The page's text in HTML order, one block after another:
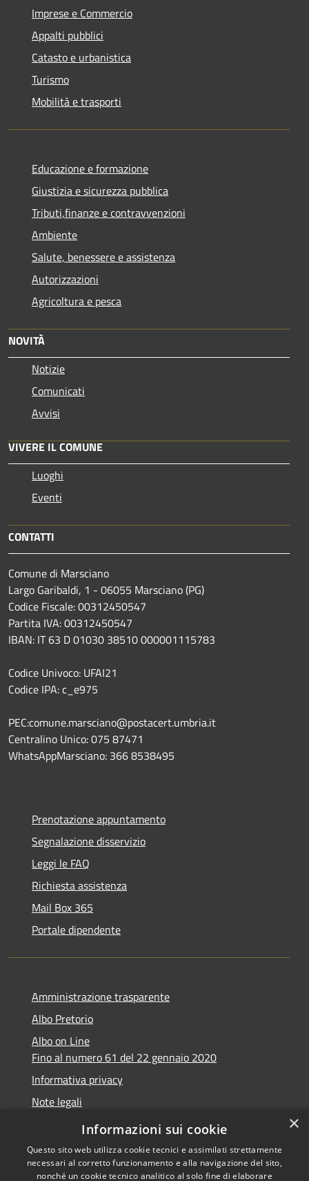
Imprese e Commercio
Appalti pubblici
Catasto e urbanistica
Turismo
Mobilità e trasporti
Educazione e formazione
Giustizia e sicurezza pubblica
Tributi,finanze e contravvenzioni
Ambiente
Salute, benessere e assistenza
Autorizzazioni
Agricoltura e pesca
NOVITÀ
Notizie
Comunicati
Avvisi
VIVERE IL COMUNE
Luoghi
Eventi
CONTATTI
Comune di Marsciano
Largo Garibaldi, 1 - 06055 Marsciano (PG)
Codice Fiscale: 00312450547
Partita IVA: 00312450547
IBAN: IT 63 D 01030 38510 000001115783
Codice Univoco: UFAI21
Codice IPA: c_e975
PEC:comune.marsciano@postacert.umbria.it
Centralino Unico: 075 87471
WhatsAppMarsciano: 366 8538495
Prenotazione appuntamento
Segnalazione disservizio
Leggi le FAQ
Richiesta assistenza
Mail Box 365
Portale dipendente
Amministrazione trasparente
Albo Pretorio
Albo on Line
Fino al numero 61 del 22 gennaio 2020
Informativa privacy
Note legali
Dichiarazione di accessibilità
×
Informazioni sui cookie
Questo sito web utilizza cookie tecnici e assimilati strettamente
necessari al corretto funzionamento e alla navigazione del sito,
nonché un cookie tecnico analitico al solo fine di elaborare